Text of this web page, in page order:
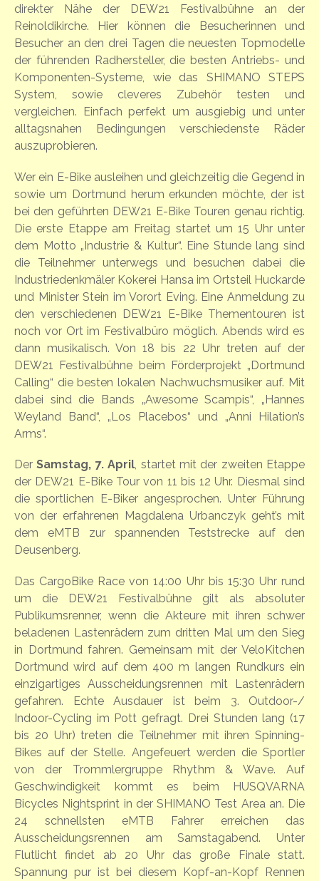
direkter Nähe der DEW21 Festivalbühne an der
Reinoldikirche. Hier können die Besucherinnen und
Besucher an den drei Tagen die neuesten Topmodelle
der führenden Radhersteller, die besten Antriebs- und
Komponenten-Systeme, wie das SHIMANO STEPS
System, sowie cleveres Zubehör testen und
vergleichen. Einfach perfekt um ausgiebig und unter
alltagsnahen Bedingungen verschiedenste Räder
auszuprobieren.
Wer ein E-Bike ausleihen und gleichzeitig die Gegend in
sowie um Dortmund herum erkunden möchte, der ist
bei den geführten DEW21 E-Bike Touren genau richtig.
Die erste Etappe am Freitag startet um 15 Uhr unter
dem Motto „Industrie & Kultur“. Eine Stunde lang sind
die Teilnehmer unterwegs und besuchen dabei die
Industriedenkmäler Kokerei Hansa im Ortsteil Huckarde
und Minister Stein im Vorort Eving. Eine Anmeldung zu
den verschiedenen DEW21 E-Bike Thementouren ist
noch vor Ort im Festivalbüro möglich. Abends wird es
dann musikalisch. Von 18 bis 22 Uhr treten auf der
DEW21 Festivalbühne beim Förderprojekt „Dortmund
Calling“ die besten lokalen Nachwuchsmusiker auf. Mit
dabei sind die Bands „Awesome Scampis“, „Hannes
Weyland Band“, „Los Placebos“ und „Anni Hilation’s
Arms“.
DerSamstag, 7. April, startet mit der zweiten Etappe
der DEW21 E-Bike Tour von 11 bis 12 Uhr. Diesmal sind
die sportlichen E-Biker angesprochen. Unter Führung
von der erfahrenen Magdalena Urbanczyk geht’s mit
dem eMTB zur spannenden Teststrecke auf den
Deusenberg.
Das CargoBike Race von 14:00 Uhr bis 15:30 Uhr rund
um die DEW21 Festivalbühne gilt als absoluter
Publikumsrenner, wenn die Akteure mit ihren schwer
beladenen Lastenrädern zum dritten Mal um den Sieg
in Dortmund fahren. Gemeinsam mit der VeloKitchen
Dortmund wird auf dem 400 m langen Rundkurs ein
einzigartiges Ausscheidungsrennen mit Lastenrädern
gefahren. Echte Ausdauer ist beim 3. Outdoor-/
Indoor-Cycling im Pott gefragt. Drei Stunden lang (17
bis 20 Uhr) treten die Teilnehmer mit ihren Spinning-
Bikes auf der Stelle. Angefeuert werden die Sportler
von der Trommlergruppe Rhythm & Wave. Auf
Geschwindigkeit kommt es beim HUSQVARNA
Bicycles Nightsprint in der SHIMANO Test Area an. Die
24 schnellsten eMTB Fahrer erreichen das
Ausscheidungsrennen am Samstagabend. Unter
Flutlicht findet ab 20 Uhr das große Finale statt.
Spannung pur ist bei diesem Kopf-an-Kopf Rennen